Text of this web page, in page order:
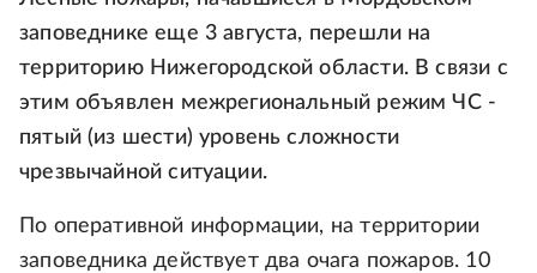
заповеднике еще 3 августа, перешли на
территорию Нижегородской области. В связи с
этим объявлен межрегиональный режим ЧС -
пятый (из шести) уровень сложности
чрезвычайной ситуации.
По оперативной информации, на территории
заповедника действует два очага пожаров. 10